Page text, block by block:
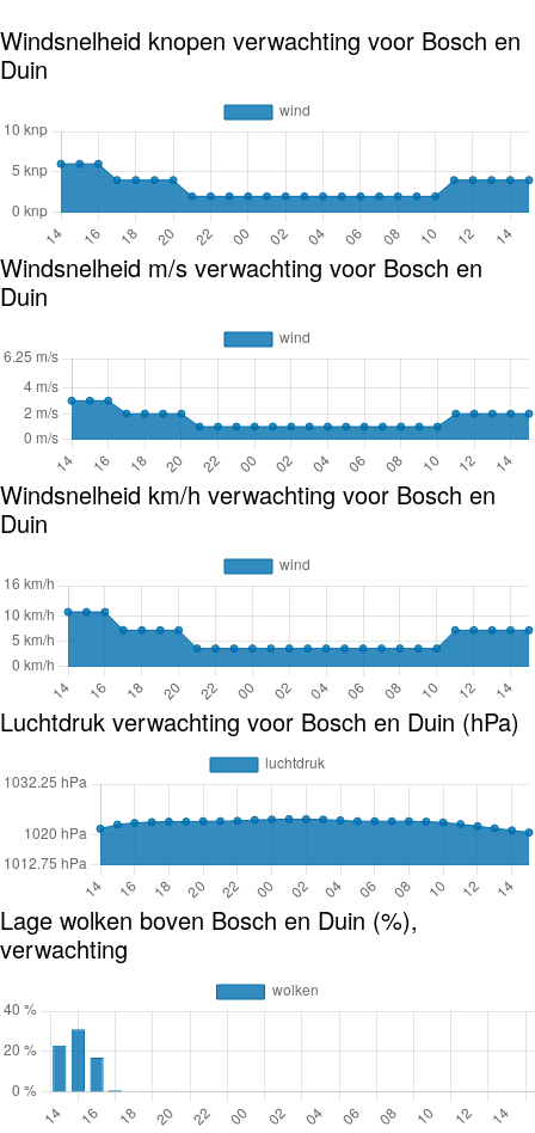
Windsnelheid knopen verwachting voor Bosch en
Duin
Windsnelheid m/s verwachting voor Bosch en
Duin
Windsnelheid km/h verwachting voor Bosch en
Duin
Luchtdruk verwachting voor Bosch en Duin (hPa)
Lage wolken boven Bosch en Duin (%),
verwachting